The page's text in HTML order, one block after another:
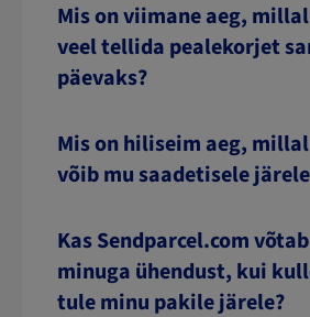
Mis on viimane aeg,
veel tellida pealekorjet
päevaks?
Mis on hiliseim aeg,
võib mu saadetisele
Kas Sendparcel.com võtab
minuga ühendust, kui
tule minu pakile järele?